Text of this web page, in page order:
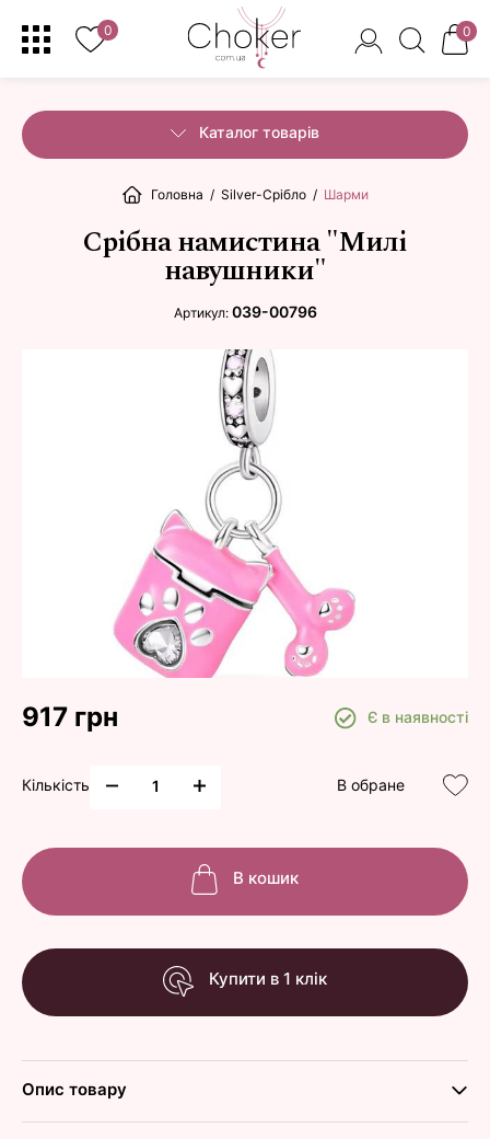
0 0
Каталог товарів
Головна / Silver-Срібло / Шарми
Срібна намистина "Милі
навушники"
Артикул: 039-00796
917 грн Є в наявності
Кількість В обране
В кошик
Купити в 1 клік
Опис товару